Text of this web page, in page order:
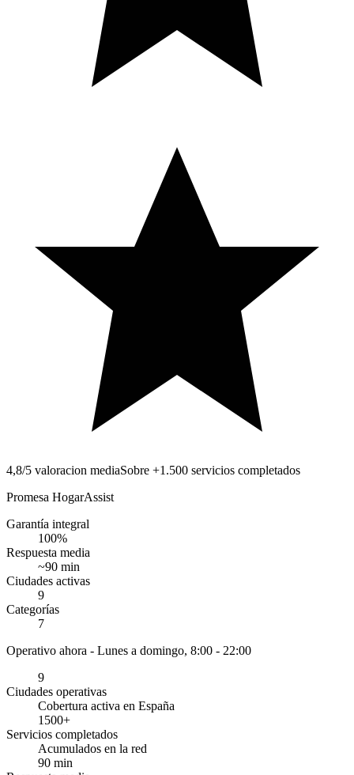
4,8/5 valoracion mediaSobre +1.500 servicios completados
Promesa HogarAssist
Garantía integral
100%
Respuesta media
~90 min
Ciudades activas
9
Categorías
7
Operativo ahora - Lunes a domingo, 8:00 - 22:00
9
Ciudades operativas
Cobertura activa en España
1500+
Servicios completados
Acumulados en la red
90 min